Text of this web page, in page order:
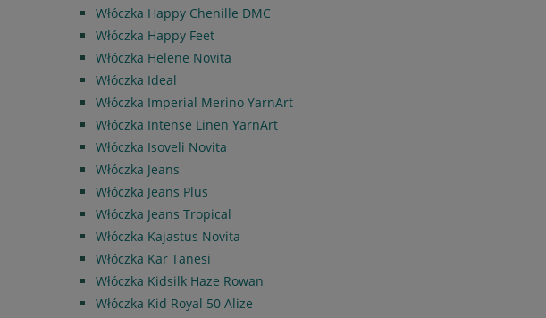
Włóczka Happy Chenille DMC
Włóczka Happy Feet
Włóczka Helene Novita
Włóczka Ideal
Włóczka Imperial Merino YarnArt
Włóczka Intense Linen YarnArt
Włóczka Isoveli Novita
Włóczka Jeans
Włóczka Jeans Plus
Włóczka Jeans Tropical
Włóczka Kajastus Novita
Włóczka Kar Tanesi
Włóczka Kidsilk Haze Rowan
Włóczka Kid Royal 50 Alize